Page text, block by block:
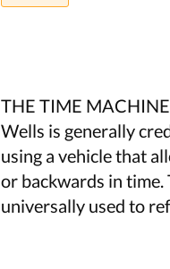
THE TIME
Wells is generally
using a vehicle that
or backwards in time.
universally used to